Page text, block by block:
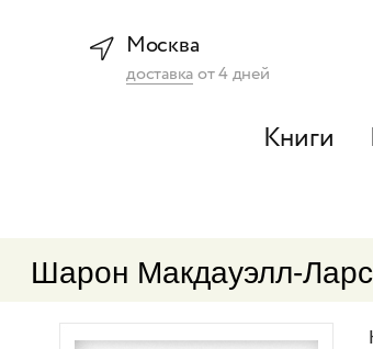
Москва
доставкаот4дней
Книги
Шарон Макдауэлл-